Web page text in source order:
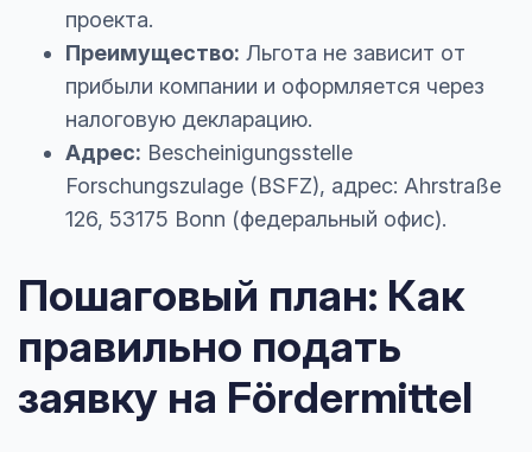
проекта.
Преимущество: Льгота не зависит от
прибыли компании и оформляется через
налоговую декларацию.
Адрес: Bescheinigungsstelle
Forschungszulage (BSFZ), адрес: Ahrstraße
126, 53175 Bonn (федеральный офис).
Пошаговый план: Как
правильно подать
заявку на Fördermittel